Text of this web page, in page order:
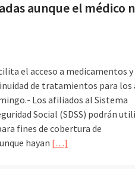
aunque el médico
el acceso a medicamentos y
de tratamientos para los
Los afiliados al Sistema
Social (SDSS) podrán
fines de cobertura de
hayan […]